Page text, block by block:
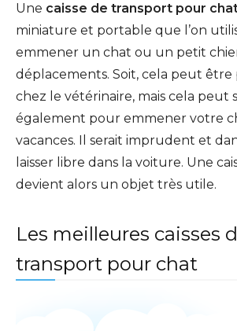
Une caisse de transport pour
miniature et portable que l’on
emmener un chat ou un petit
déplacements. Soit, cela peut être
chez le vétérinaire, mais cela peut
également pour emmener votre
vacances. Il serait imprudent et
laisser libre dans la voiture. Une
devient alors un objet très utile.
Les meilleures caisses
transport pour chat